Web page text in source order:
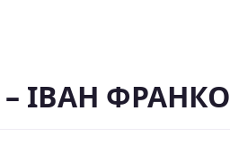
– ІВАН ФРАНКО